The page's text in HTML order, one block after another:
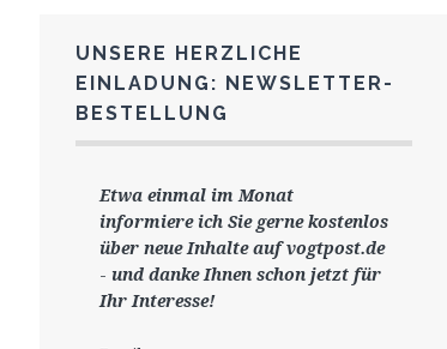
UNSERE HERZLICHE
EINLADUNG: NEWSLETTER-
BESTELLUNG
Etwa einmal im Monat
informiere ich Sie gernekostenlos
über neue Inhalte auf vogtpost.de
- und danke Ihnen schon jetzt für
Ihr Interesse!